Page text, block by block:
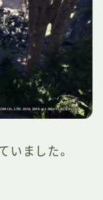
いました。